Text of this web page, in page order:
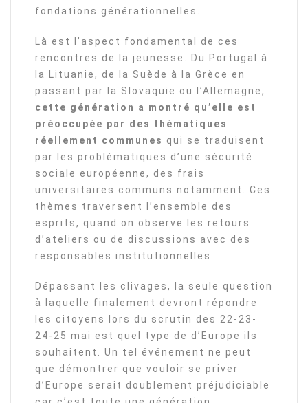
fondations générationnelles.
Là est l’aspect fondamental de ces
rencontres de la jeunesse. Du Portugal à
la Lituanie, de la Suède à la Grèce en
passant par la Slovaquie ou l’Allemagne,
cette génération a montré qu’elle est
préoccupée par des thématiques
réellement communes qui se traduisent
par les problématiques d’une sécurité
sociale européenne, des frais
universitaires communs notamment. Ces
thèmes traversent l’ensemble des
esprits, quand on observe les retours
d’ateliers ou de discussions avec des
responsables institutionnelles.
Dépassant les clivages, la seule question
à laquelle finalement devront répondre
les citoyens lors du scrutin des 22-23-
24-25 mai est quel type de d’Europe ils
souhaitent. Un tel événement ne peut
que démontrer que vouloir se priver
d’Europe serait doublement préjudiciable